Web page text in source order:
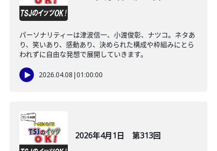
パーソナリティーは津波信一、小渡俊彰、ナツコ。ネタあ
り、笑いあり、感動あり、決められた構成や枠組みにとら
われずに自由な発想で展開していきます。
2026.04.08 |01:00:00
2026年4月1日 第313回